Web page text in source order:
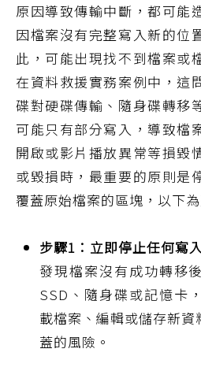
原因導致傳輸中斷，都可能
因檔案沒有完整寫入新的位
此，可能出現找不到檔案或
在資料救援實務案例中，這
碟對硬碟傳輸、隨身碟轉移
可能只有部分寫入，導致檔
開啟或影片播放異常等損毀
或毀損時，最重要的原則是
覆蓋原始檔案的區塊，以下
步驟1：立即停止任何寫
發現檔案沒有成功轉移
SSD、隨身碟或記憶卡
載檔案、編輯或儲存新
蓋的風險。